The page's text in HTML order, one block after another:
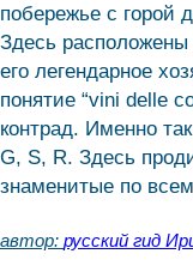
побережье с горой
Здесь расположены
его легендарное
понятие “vini delle
контрад. Именно
G, S, R. Здесь
знаменитые по
автор: русский гид